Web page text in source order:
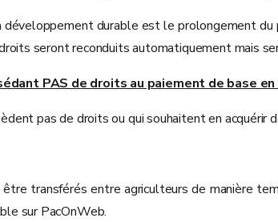
développement durable est le prolongement
seront reconduits automatiquement mais
PAS de droits au paiement de base
pas de droits ou qui souhaitent en
transférés entre agriculteurs de manière
sur PacOnWeb.